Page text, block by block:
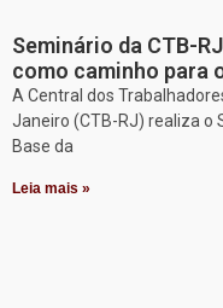
Seminário da CTB-
como caminho para
A Central dos
Janeiro (CTB-RJ) realiza o
Base da
Leia mais »